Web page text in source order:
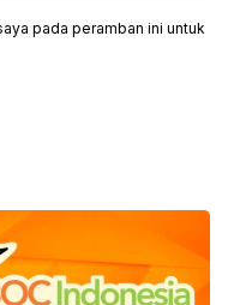
pada peramban ini untuk